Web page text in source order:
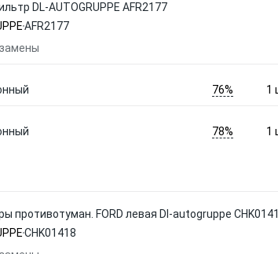
DL-AUTOGRUPPE AFR2177
AFR2177
76% 1
78% 1
противотуман. FORD левая Dl-autogruppe
CHK01418